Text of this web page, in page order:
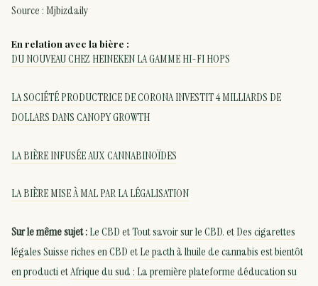
Source : Mjbizdaily
En relation avec la bière :
DU NOUVEAU CHEZ HEINEKEN LA GAMME HI-FI HOPS
LA SOCIÉTÉ PRODUCTRICE DE CORONA INVESTIT 4 MILLIARDS DE
DOLLARS DANS CANOPY GROWTH
LA BIÈRE INFUSÉE AUX CANNABINOÏDES
LA BIÈRE MISE À MAL PAR LA LÉGALISATION
Sur le même sujet :Le CBDetTout savoir sur le CBD. etDes cigarettes
légales Suisse riches en CBDetLe pacth à lhuile de cannabis est bientôt
en productietAfrique du sud : La première plateforme déducation su